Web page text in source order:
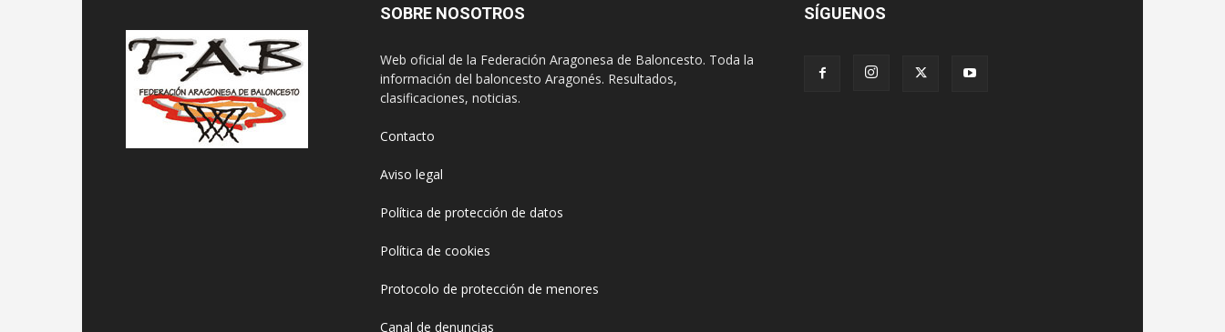
SOBRE NOSOTROS
Web oficial de la Federación Aragonesa de Baloncesto. Toda la
información del baloncesto Aragonés. Resultados,
clasificaciones, noticias.
Contacto
Aviso legal
Política de protección de datos
Política de cookies
Protocolo de protección de menores
Canal de denuncias
SÍGUENOS